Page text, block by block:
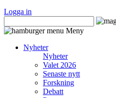
Logga in
Meny
Nyheter
Nyheter
Valet 2026
Senaste nytt
Forskning
Debatt